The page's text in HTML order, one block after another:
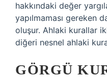
hakkındaki değer
yapılmaması gereken
oluşur. Ahlaki kurallar
diğeri nesnel ahlaki
GÖRGÜ